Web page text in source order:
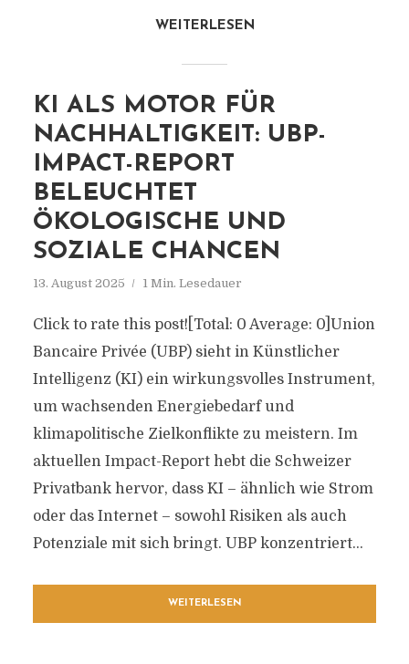
WEITERLESEN
KI ALS MOTOR FÜR
NACHHALTIGKEIT: UBP-
IMPACT-REPORT
BELEUCHTET
ÖKOLOGISCHE UND
SOZIALE CHANCEN
13. August 2025 1 Min. Lesedauer
Click to rate this post![Total: 0 Average: 0]Union
Bancaire Privée (UBP) sieht in Künstlicher
Intelligenz (KI) ein wirkungsvolles Instrument,
um wachsenden Energiebedarf und
klimapolitische Zielkonflikte zu meistern. Im
aktuellen Impact-Report hebt die Schweizer
Privatbank hervor, dass KI – ähnlich wie Strom
oder das Internet – sowohl Risiken als auch
Potenziale mit sich bringt. UBP konzentriert...
WEITERLESEN